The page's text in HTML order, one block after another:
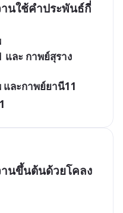
นใช้คำประพันธ์กี่
ละ กาพย์สุราง
ละกาพย์ยานี11
นขึ้นต้นด้วยโคลง